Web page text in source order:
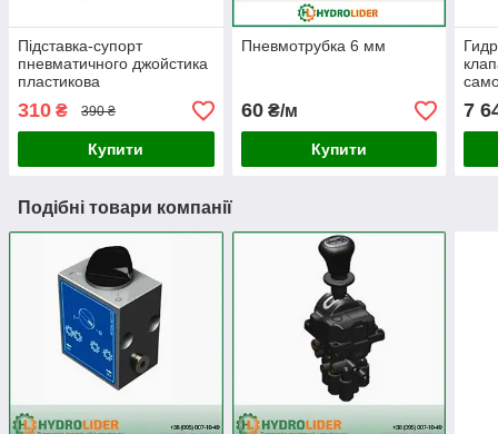
Підставка-супорт
пневматичного джойстика
пластикова
310 ₴ 390 ₴
Купити
Пневмотрубка 6 мм
60₴/м
Купити
7
Подібні товари компанії